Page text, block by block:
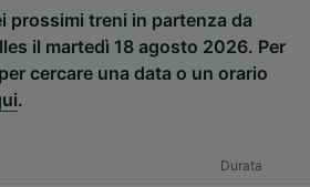
prossimi treni in partenza da
il martedì 18 agosto 2026. Per
cercare una data o un orario
.
Durata